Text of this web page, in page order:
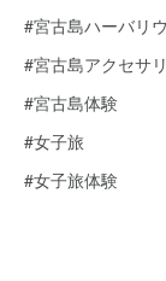
#宮古島ハーバリ
#宮古島アクセサ
#宮古島体験
#女子旅
#女子旅体験